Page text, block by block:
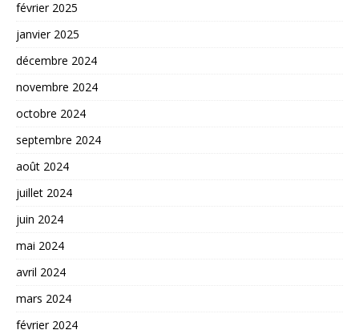
février 2025
janvier 2025
décembre 2024
novembre 2024
octobre 2024
septembre 2024
août 2024
juillet 2024
juin 2024
mai 2024
avril 2024
mars 2024
février 2024